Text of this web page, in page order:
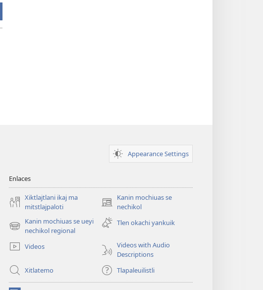
Appearance Settings
Enlaces
Xiktlajtlani ikaj ma
mitstlajpaloti
Kanin mochiuas se
nechikol
(xiktlapo
okse
ventana)
Kanin mochiuas se ueyi
nechikol regional
(xiktlapo
ventana)
Tlen okachi yankuik
Videos
Videos with Audio
Descriptions
Xitlatemo
Tlapaleuilistli